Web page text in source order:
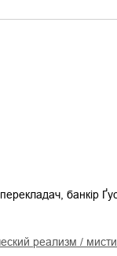
банкір
реализм /